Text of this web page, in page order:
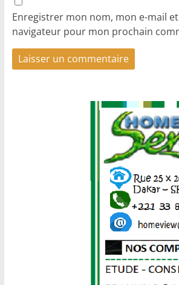
Enregistrer mon nom, mon e-mail
navigateur pour mon prochain